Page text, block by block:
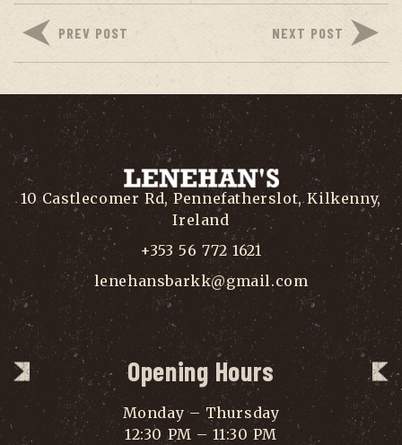
PREV POST NEXT POST
10 Castlecomer Rd, Pennefatherslot, Kilkenny,
Ireland
+353 56 772 1621
lenehansbarkk@gmail.com
Opening Hours
Monday – Thursday
12:30 PM – 11:30 PM